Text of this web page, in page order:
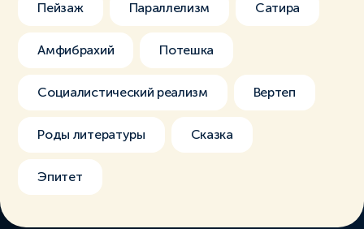
Пейзаж Параллелизм Сатира
Амфибрахий Потешка
Социалистический реализм Вертеп
Роды литературы Сказка
Эпитет